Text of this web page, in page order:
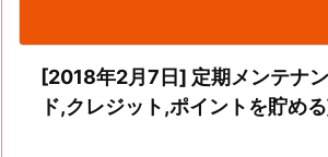
[2018年2月7日] 定期メンテナ
ド,クレジット,ポイントを貯め